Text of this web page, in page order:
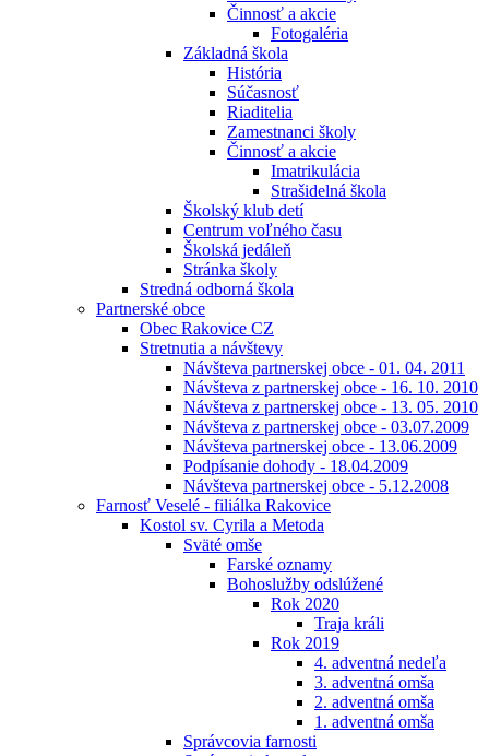
Činnosť a akcie
Fotogaléria
Základná škola
História
Súčasnosť
Riaditelia
Zamestnanci školy
Činnosť a akcie
Imatrikulácia
Strašidelná škola
Školský klub detí
Centrum voľného času
Školská jedáleň
Stránka školy
Stredná odborná škola
Partnerské obce
Obec Rakovice CZ
Stretnutia a návštevy
Návšteva partnerskej obce - 01. 04. 2011
Návšteva z partnerskej obce - 16. 10. 2010
Návšteva z partnerskej obce - 13. 05. 2010
Návšteva z partnerskej obce - 03.07.2009
Návšteva partnerskej obce - 13.06.2009
Podpísanie dohody - 18.04.2009
Návšteva partnerskej obce - 5.12.2008
Farnosť Veselé - filiálka Rakovice
Kostol sv. Cyrila a Metoda
Sväté omše
Farské oznamy
Bohoslužby odslúžené
Rok 2020
Traja králi
Rok 2019
4. adventná nedeľa
3. adventná omša
2. adventná omša
1. adventná omša
Správcovia farnosti